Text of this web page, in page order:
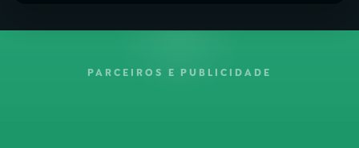
PARCEIROS E PUBLICIDADE